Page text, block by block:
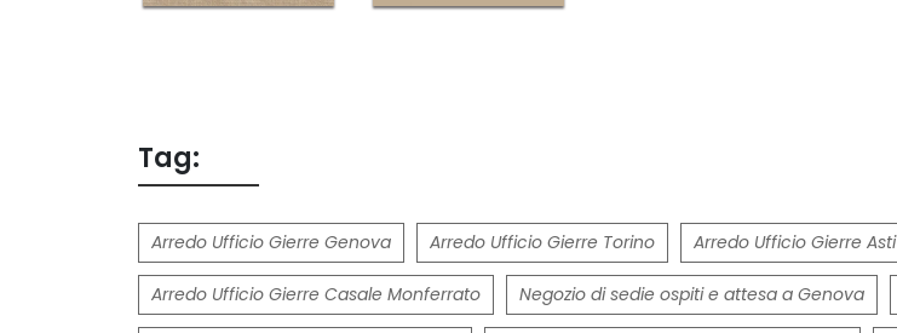
Tag:
Arredo Ufficio Gierre Genova Arredo Ufficio Gierre Torino Arredo Ufficio Gierre Asti
Arredo Ufficio Gierre Casale Monferrato Negozio di sedie ospiti e attesa a Genova